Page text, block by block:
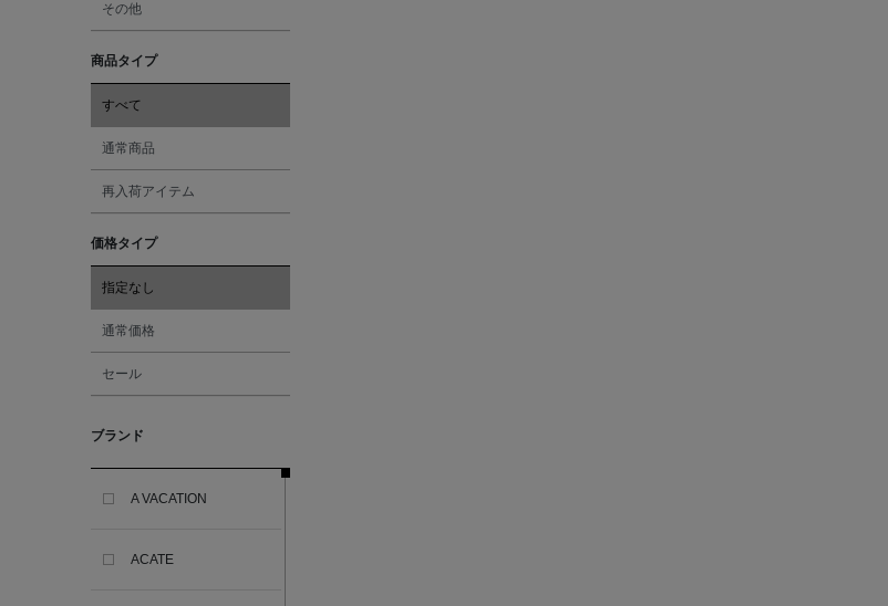
その他
商品タイプ
すべて
通常商品
再入荷アイテム
価格タイプ
指定なし
通常価格
セール
ブランド
A VACATION
ACATE